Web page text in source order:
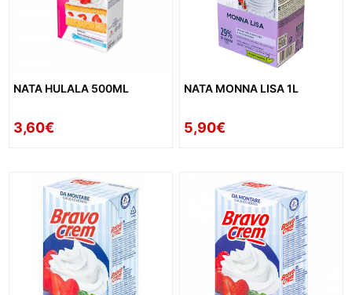
NATA HULALA 500ML
3,60€
NATA MONNA LISA 1L
5,90€